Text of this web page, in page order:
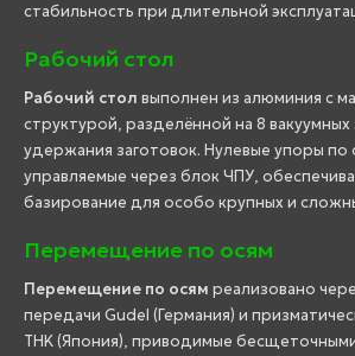
стабильность при длительной
Рабочий стол
Рабочий стол выполнен из алюминия с
структурой, разделённой на 8
удержания заготовок. Нулевые упоры по
управляемые через блок ЧПУ,
базирование для особо крупных и
Перемещение по осям
Перемещение по осям реализовано
передачи Gudel (Германия) и
THK (Япония), приводимые